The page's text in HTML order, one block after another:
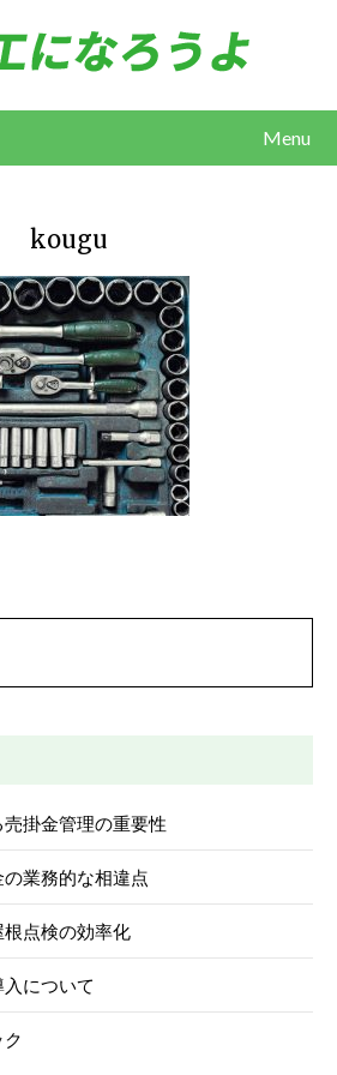
Menu
kougu
掛金管理の重要性
業務的な相違点
根点検の効率化
について